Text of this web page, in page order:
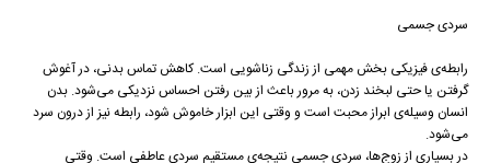
سردی جسمی
رابطه‌ی فیزیکی بخش مهمی از زندگی زناشویی است. کاهش تماس بدنی، در آغوش
گرفتن یا حتی لبخند زدن، به مرور باعث از بین رفتن احساس نزدیکی می‌شود. بدن
انسان وسیله‌ی ابراز محبت است و وقتی این ابزار خاموش شود، رابطه نیز از درون سرد
می‌شود.
در بسیاری از زوج‌ها، سردی جسمی نتیجه‌ی مستقیم سردی عاطفی است. وقتی